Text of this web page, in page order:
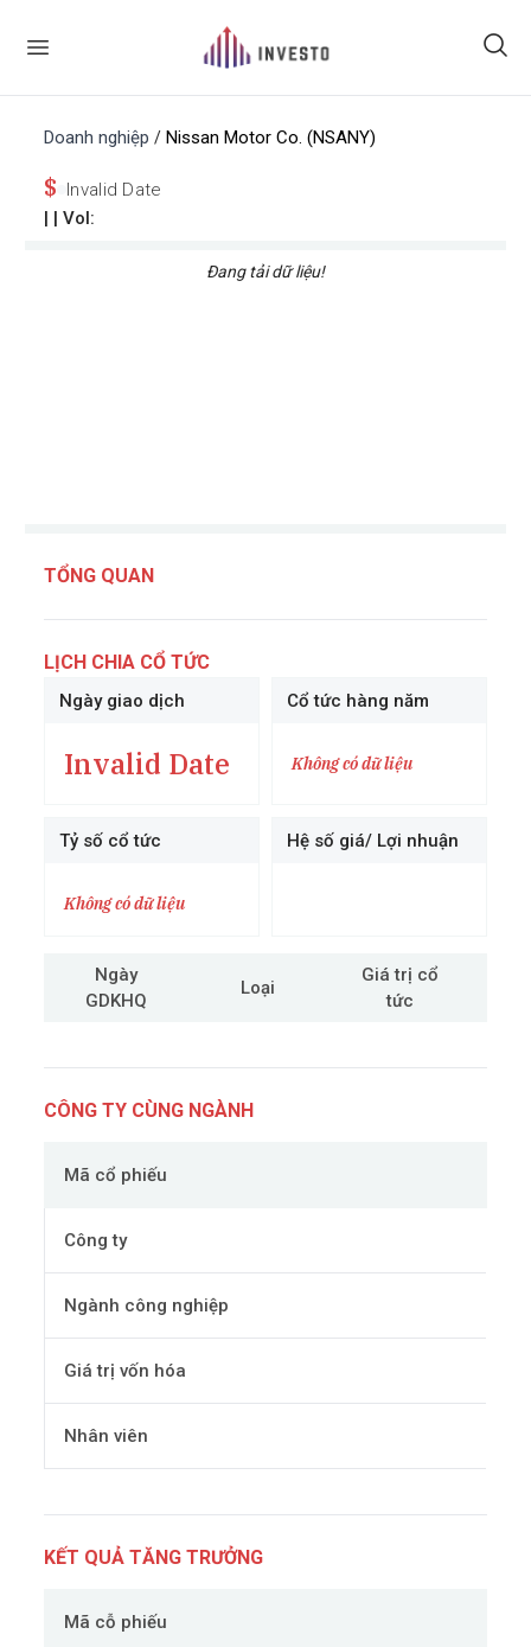
Doanh nghiệp / Nissan Motor Co. (NSANY)
$ Invalid Date
| | Vol:
Đang tải dữ liệu!
TỔNG QUAN
LỊCH CHIA CỔ TỨC
Ngày giao dịch
Invalid Date
Cổ tức hàng năm
Không có dữ liệu
Tỷ số cổ tức
Không có dữ liệu
Hệ số giá/ Lợi nhuận
Ngày
GDKHQ
Loại
Giá trị cổ
tức
CÔNG TY CÙNG NGÀNH
Mã cổ phiếu
Công ty
Ngành công nghiệp
Giá trị vốn hóa
Nhân viên
KẾT QUẢ TĂNG TRƯỞNG
Mã cỗ phiếu